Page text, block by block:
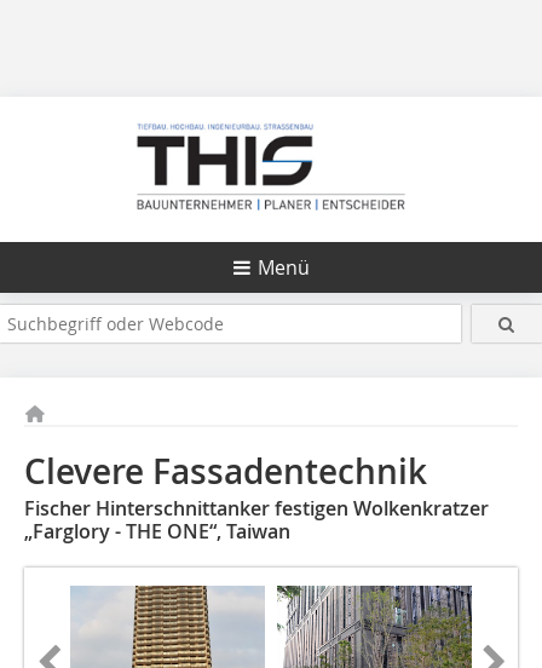
Menü
Clevere Fassadentechnik
Fischer Hinterschnittanker festigen Wolkenkratzer
„Farglory - THE ONE“, Taiwan